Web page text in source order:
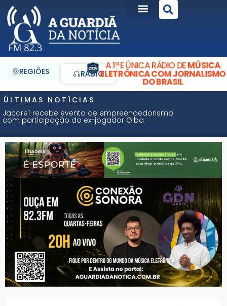
REGIÕES RÁDIO
A 1ª E ÚNICA RÁDIO DEMÚSICA
ELETRÔNICA COM JORNALISMO
DO BRASIL
ÚLTIMAS NOTÍCIAS
Jacareí recebe evento de empreendedorismo
com participação do ex-jogador Giba